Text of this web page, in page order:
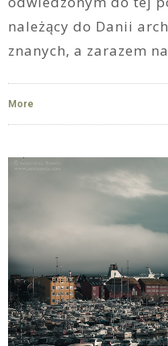
należący do Danii
znanych, a zarazem
More